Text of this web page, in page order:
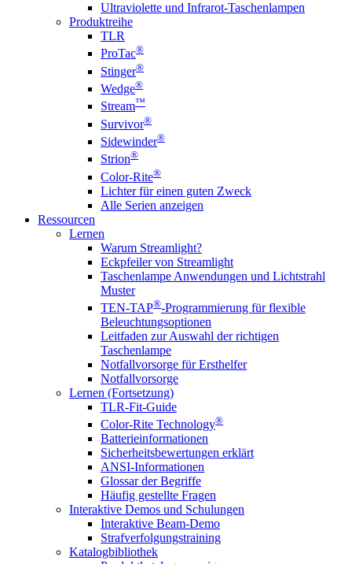
Ultraviolette und Infrarot-Taschenlampen
Produktreihe
TLR
ProTac®
Stinger®
Wedge®
Stream™
Survivor®
Sidewinder®
Strion®
Color-Rite®
Lichter für einen guten Zweck
Alle Serien anzeigen
Ressourcen
Lernen
Warum Streamlight?
Eckpfeiler von Streamlight
Taschenlampe Anwendungen und Lichtstrahl
Muster
TEN-TAP®-Programmierung für flexible
Beleuchtungsoptionen
Leitfaden zur Auswahl der richtigen
Taschenlampe
Notfallvorsorge für Ersthelfer
Notfallvorsorge
Lernen (Fortsetzung)
TLR-Fit-Guide
Color-Rite Technology®
Batterieinformationen
Sicherheitsbewertungen erklärt
ANSI-Informationen
Glossar der Begriffe
Häufig gestellte Fragen
Interaktive Demos und Schulungen
Interaktive Beam-Demo
Strafverfolgungstraining
Katalogbibliothek